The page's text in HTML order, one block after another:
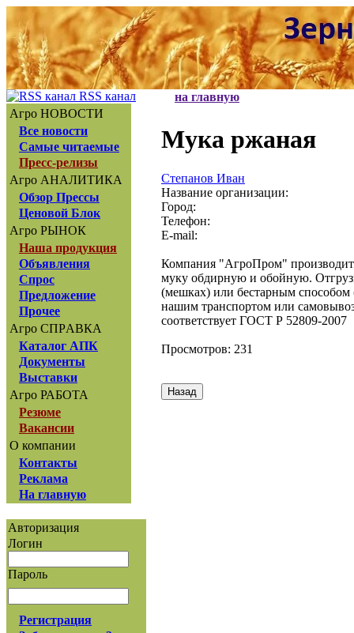
RSS канал
Агро НОВОСТИ
Все новости
Самые читаемые
Пресс-релизы
Агро АНАЛИТИКА
Обзор Прессы
Ценовой Блок
Агро РЫНОК
Наша продукция
Объявления
Спрос
Предложение
Прочее
Агро СПРАВКА
Каталог АПК
Документы
Выставки
Агро РАБОТА
Резюме
Вакансии
О компании
Контакты
Реклама
На главную
Авторизация
Логин
Пароль
Регистрация
на главную
Мука ржаная
Степанов Иван
Название организации:
Город:
Телефон:
E-mail:
Компания "АгроПром"
муку обдирную и обойную.
(мешках) или бестарным способом
нашим транспортом или
соответствует ГОСТ Р 52809-2007
Просмотров: 231